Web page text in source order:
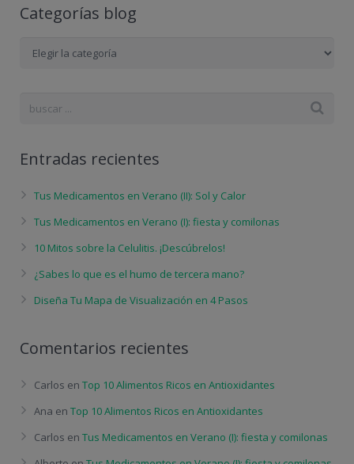
Categorías blog
Entradas recientes
Tus Medicamentos en Verano (II): Sol y Calor
Tus Medicamentos en Verano (I): fiesta y comilonas
10 Mitos sobre la Celulitis. ¡Descúbrelos!
¿Sabes lo que es el humo de tercera mano?
Diseña Tu Mapa de Visualización en 4 Pasos
Comentarios recientes
Carlos en Top 10 Alimentos Ricos en Antioxidantes
Ana en Top 10 Alimentos Ricos en Antioxidantes
Carlos en Tus Medicamentos en Verano (I): fiesta y comilonas